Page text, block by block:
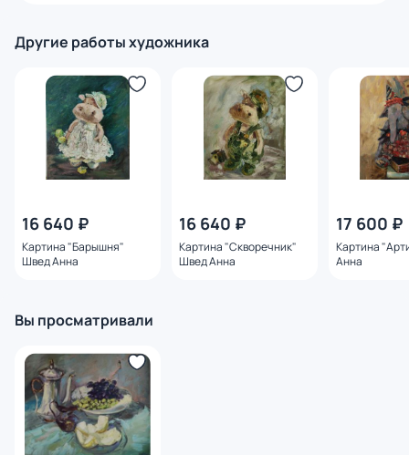
Другие работы художника
16 640 ₽
Картина "Барышня"
Швед Анна
16 640 ₽
Картина "Скворечник"
Швед Анна
17 600 ₽
Картина
Анна
Вы просматривали